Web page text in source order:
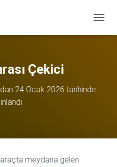
E
A
Çekici
24 Ocak 2026 tarihinde
araçta meydana gelen